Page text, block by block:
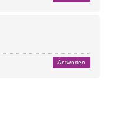
Antworten